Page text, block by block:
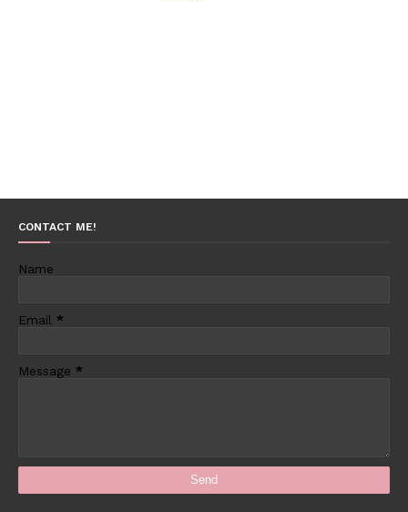
CONTACT ME!
Name
Email *
Message *